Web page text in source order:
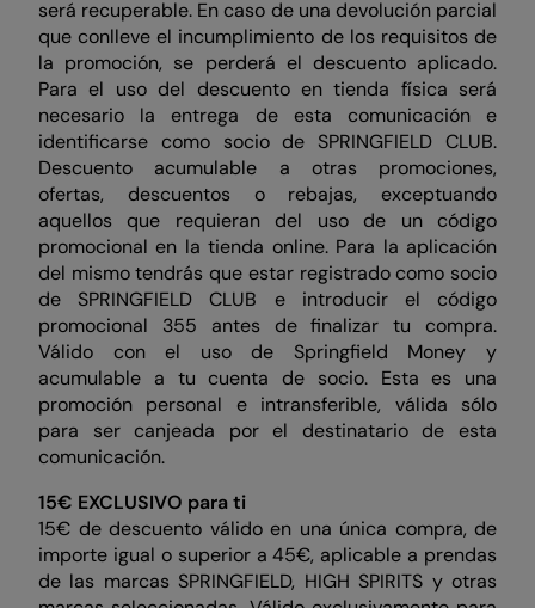
será recuperable. En caso de una devolución parcial
que conlleve el incumplimiento de los requisitos de
la promoción, se perderá el descuento aplicado.
Para el uso del descuento en tienda física será
necesario la entrega de esta comunicación e
identificarse como socio de SPRINGFIELD CLUB.
Descuento acumulable a otras promociones,
ofertas, descuentos o rebajas, exceptuando
aquellos que requieran del uso de un código
promocional en la tienda online. Para la aplicación
del mismo tendrás que estar registrado como socio
de SPRINGFIELD CLUB e introducir el código
promocional 355 antes de finalizar tu compra.
Válido con el uso de Springfield Money y
acumulable a tu cuenta de socio. Esta es una
promoción personal e intransferible, válida sólo
para ser canjeada por el destinatario de esta
comunicación.
15€ EXCLUSIVO para ti
15€ de descuento válido en una única compra, de
importe igual o superior a 45€, aplicable a prendas
de las marcas SPRINGFIELD, HIGH SPIRITS y otras